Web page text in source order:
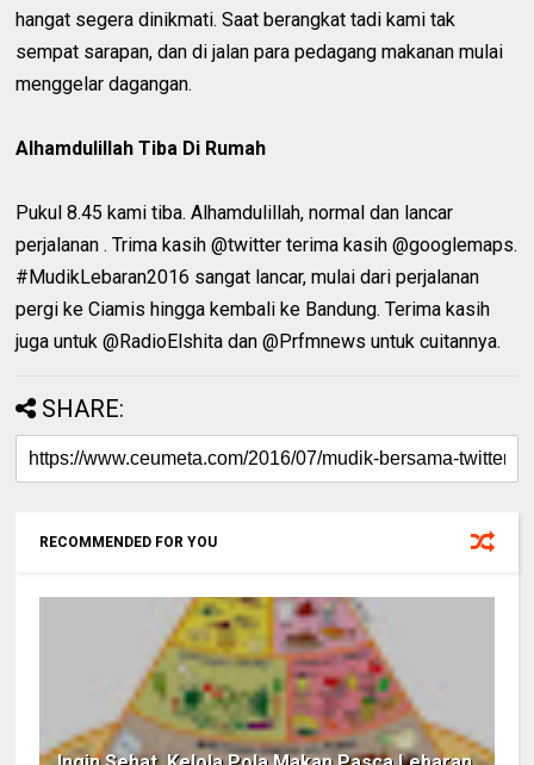
hangat segera dinikmati. Saat berangkat tadi kami tak
sempat sarapan, dan di jalan para pedagang makanan mulai
menggelar dagangan.
Alhamdulillah Tiba Di Rumah
Pukul 8.45 kami tiba. Alhamdulillah, normal dan lancar
perjalanan . Trima kasih @twitter terima kasih @googlemaps.
#MudikLebaran2016 sangat lancar, mulai dari perjalanan
pergi ke Ciamis hingga kembali ke Bandung. Terima kasih
juga untuk @RadioElshita dan @Prfmnews untuk cuitannya.
SHARE:
RECOMMENDED FOR YOU